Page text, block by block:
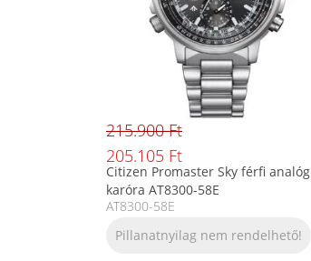
215.900 Ft
205.105 Ft
Citizen Promaster Sky férfi analóg
karóra AT8300-58E
AT8300-58E
Pillanatnyilag nem rendelhető!